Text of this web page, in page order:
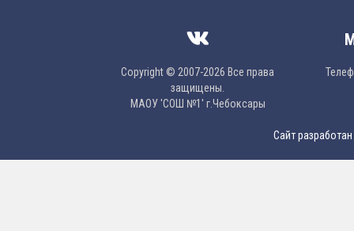
Copyright © 2007-2026 Все права
защищены.
МAОУ 'CОШ №1' г.Чебоксары
Сайт